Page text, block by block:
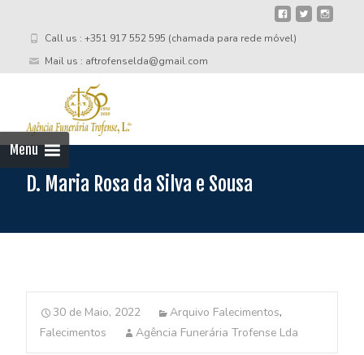
Call us : +351 917 552 595 (chamada para rede móvel)
Mail us : aftrofenselda@gmail.com
Menu
D. Maria Rosa da Silva e Sousa
30 de Maio, 2022 Arquivo Falecimentos,
Falecimentos
Agência Funerária Trofense Lda